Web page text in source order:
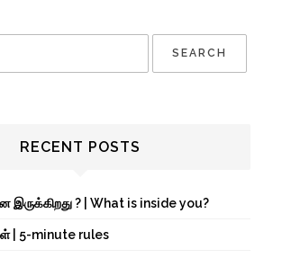
RECENT POSTS
இருக்கிறது ? | What is inside you?
| 5-minute rules